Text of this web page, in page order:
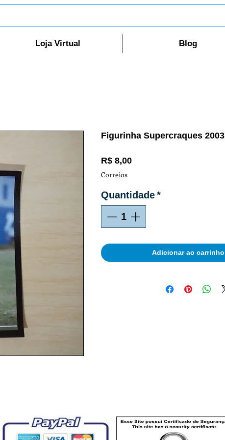
Loja Virtual Blog
Figurinha Supercraques 2003
R$ 8,00Preço
Correios
Quantidade*
Adicionar ao carrinho